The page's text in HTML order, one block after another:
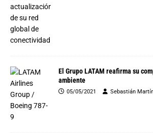
El Grupo LATAM reafirma su
ambiente
05/05/2021 Sebastián